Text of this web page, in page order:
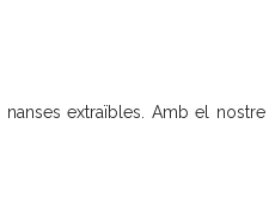
extraïbles. Amb el